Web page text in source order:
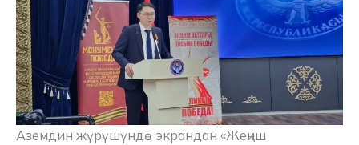
Аземдин жүрүшүндө экрандан «Жеңиш